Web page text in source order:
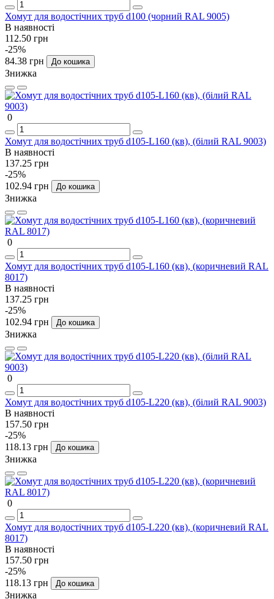
Хомут для водостічних труб d100 (чорний RAL 9005)
В наявності
112.50 грн
-25%
84.38 грн
До кошика
Знижка
0
Хомут для водостічних труб d105-L160 (кв), (білий RAL 9003)
В наявності
137.25 грн
-25%
102.94 грн
До кошика
Знижка
0
Хомут для водостічних труб d105-L160 (кв), (коричневий RAL
8017)
В наявності
137.25 грн
-25%
102.94 грн
До кошика
Знижка
0
Хомут для водостічних труб d105-L220 (кв), (білий RAL 9003)
В наявності
157.50 грн
-25%
118.13 грн
До кошика
Знижка
0
Хомут для водостічних труб d105-L220 (кв), (коричневий RAL
8017)
В наявності
157.50 грн
-25%
118.13 грн
До кошика
Знижка